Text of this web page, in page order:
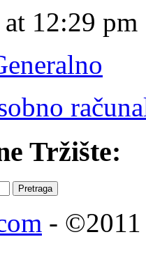
12:29 pm
Tržište:
- ©2011